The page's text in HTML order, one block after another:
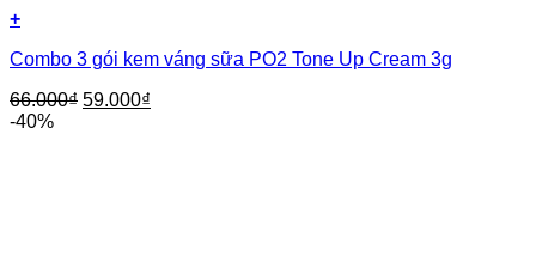
+
Combo 3 gói kem váng sữa PO2 Tone Up Cream 3g
66.000₫ 59.000₫
-40%